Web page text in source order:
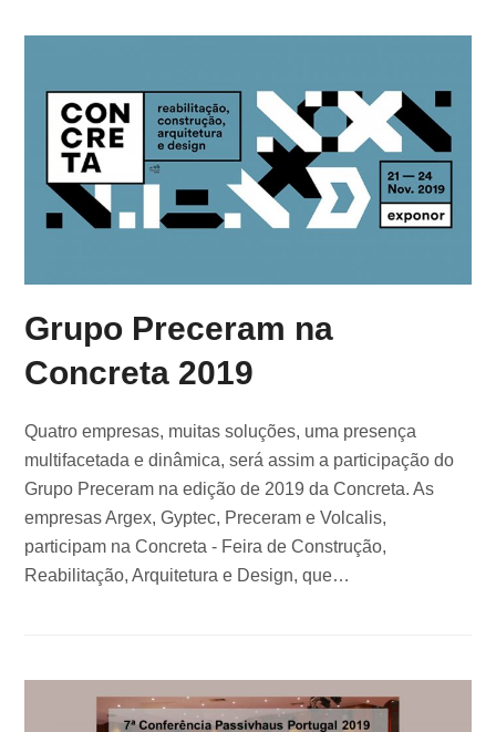
Grupo Preceram na
Concreta 2019
Quatro empresas, muitas soluções, uma presença
multifacetada e dinâmica, será assim a participação do
Grupo Preceram na edição de 2019 da Concreta. As
empresas Argex, Gyptec, Preceram e Volcalis,
participam na Concreta - Feira de Construção,
Reabilitação, Arquitetura e Design, que…